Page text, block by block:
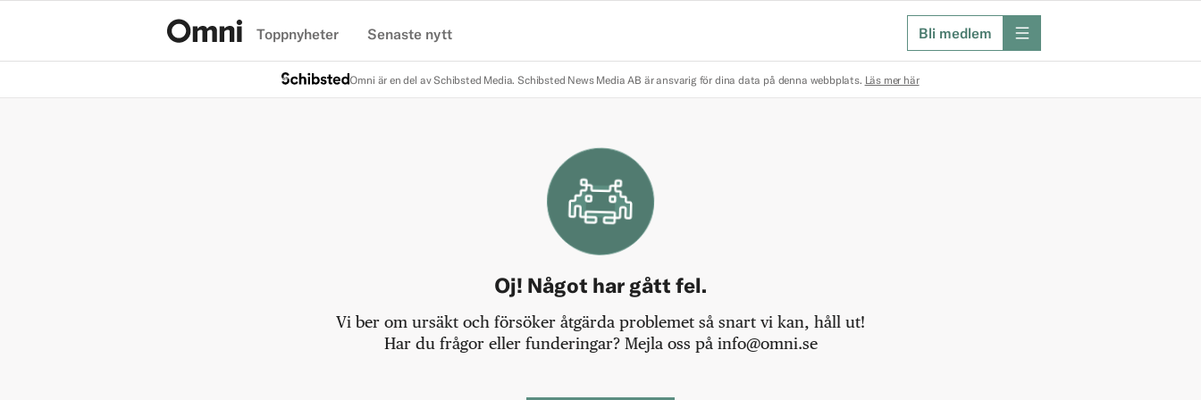
Toppnyheter Senaste nytt Bli medlem meny
Omni är en del av Schibsted Media. Schibsted News Media AB är ansvarig för dina data på denna webbplats. Läs mer här
Oj! Något har gått fel.
Vi ber om ursäkt och försöker åtgärda problemet så snart vi kan, håll ut!
Har du frågor eller funderingar? Mejla oss på info@omni.se